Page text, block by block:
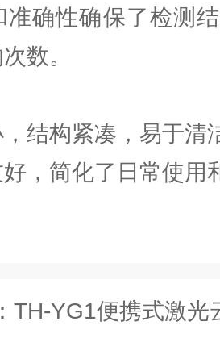
准确性确保了检测
数。
结构紧凑，易于清
，简化了日常使用
TH-YG1便携式激光